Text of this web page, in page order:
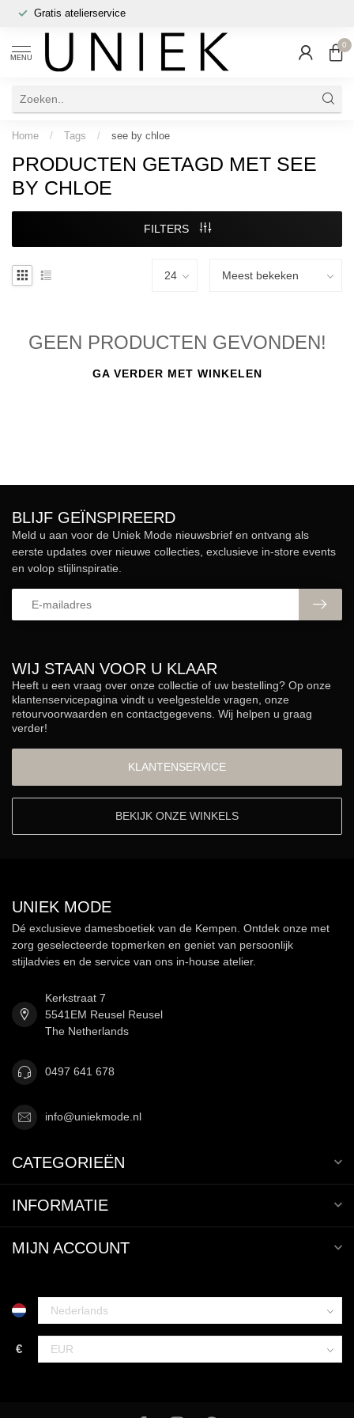
Gratis atelierservice
MENU
0
Home / Tags / see by chloe
PRODUCTEN GETAGD MET SEE
BY CHLOE
FILTERS
GEEN PRODUCTEN GEVONDEN!
GA VERDER MET WINKELEN
WIJ STAAN VOOR U KLAAR
Heeft u een vraag over onze collectie of uw bestelling? Op onze
klantenservicepagina vindt u veelgestelde vragen, onze
retourvoorwaarden en contactgegevens. Wij helpen u graag
verder!
KLANTENSERVICE
BEKIJK ONZE WINKELS
BLIJF GEÏNSPIREERD
Meld u aan voor de Uniek Mode nieuwsbrief en ontvang als
eerste updates over nieuwe collecties, exclusieve in-store events
en volop stijlinspiratie.
UNIEK MODE
Dé exclusieve damesboetiek van de Kempen. Ontdek onze met
zorg geselecteerde topmerken en geniet van persoonlijk
stijladvies en de service van ons in-house atelier.
Kerkstraat 7
5541EM Reusel Reusel
The Netherlands
0497 641 678
info@uniekmode.nl
CATEGORIEËN
INFORMATIE
MIJN ACCOUNT
€